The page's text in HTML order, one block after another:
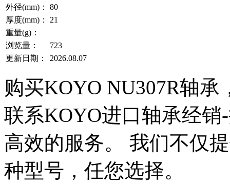
外径(mm)：
80
厚度(mm)：
21
重量(g)：
浏览量：
723
更新日期：
2026.08.07
购买KOYO NU307R轴
联系KOYO进口轴承经
高效的服务。 我们不仅
种型号，任您选择。